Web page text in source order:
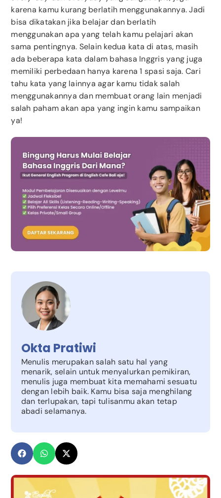
karena kamu kurang berlatih menggunakannya. Jadi
bisa dikatakan jika belajar dan berlatih
menggunakan apa yang telah kamu pelajari akan
sama pentingnya. Selain kedua kata di atas, masih
ada beberapa kata dalam bahasa Inggris yang juga
memiliki perbedaan hanya karena 1 spasi saja. Cari
tahu kata yang lainnya agar kamu tidak salah
menggunakannya dan membuat orang lain menjadi
salah paham akan apa yang ingin kamu sampaikan
ya!
Okta Pratiwi
Menulis merupakan salah satu hal yang
menarik, selain untuk menyalurkan pemikiran,
menulis juga membuat kita memahami sesuatu
dengan lebih baik. Kamu bisa saja menghilang
dan terlupakan, tapi tulisanmu akan tetap
abadi selamanya.